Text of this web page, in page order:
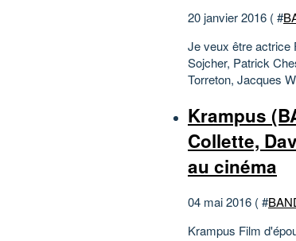
20 janvier 2016 ( #
Je veux être actrice
Sojcher, Patrick
Torreton, Jacques
Krampus
Collette,
au cinéma
04 mai 2016 ( #
Krampus Film